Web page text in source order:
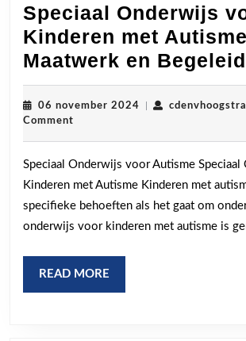
Speciaal Onderwijs
Kinderen met
Maatwerk en
06 november 2024 06
Comment
Speciaal Onderwijs voor Autisme
Kinderen met Autisme Kinderen met
specifieke behoeften als het gaat om
onderwijs voor kinderen met autisme is
READ MORE
MORE